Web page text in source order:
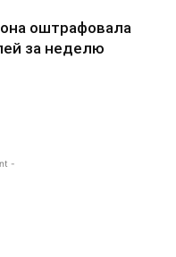
оштрафовала
за неделю
-